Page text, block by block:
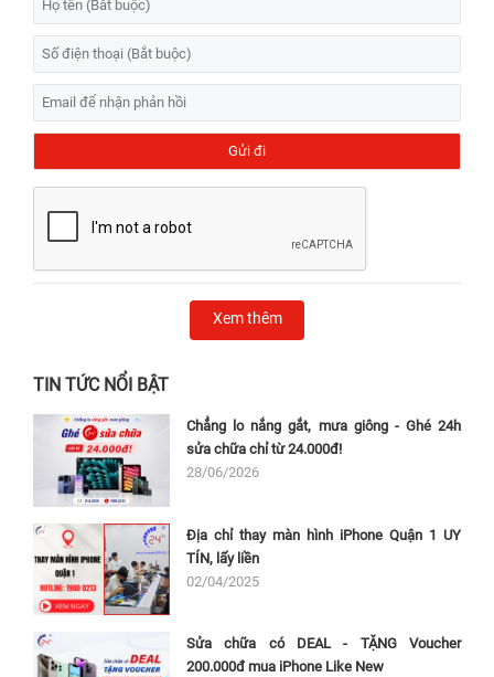
Xem thêm
TIN TỨC NỔI BẬT
Chẳng lo nắng gắt, mưa giông - Ghé 24h
sửa chữa chỉ từ 24.000đ!
28/06/2026
Địa chỉ thay màn hình iPhone Quận 1 UY
TÍN, lấy liền
02/04/2025
Sửa chữa có DEAL - TẶNG Voucher
200.000đ mua iPhone Like New